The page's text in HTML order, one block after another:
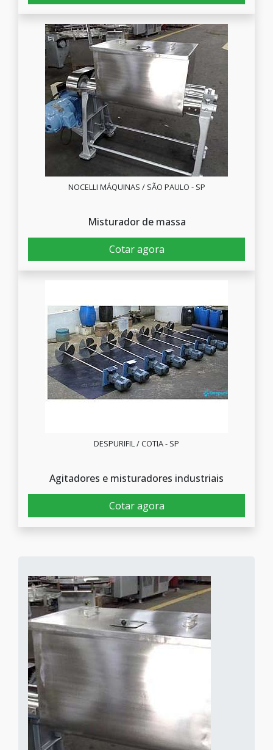
NOCELLI MÁQUINAS / SÃO PAULO - SP
Misturador de massa
Cotar agora
DESPURIFIL / COTIA - SP
Agitadores e misturadores industriais
Cotar agora